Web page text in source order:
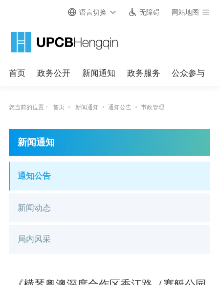
语言切换 无障碍 网站地图
首页 政务公开 新闻通知 政务服务 公众参与
您当前的位置： 首页 > 新闻通知 > 通知公告 > 市政管理
新闻通知
通知公告
新闻动态
局内风采